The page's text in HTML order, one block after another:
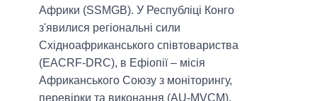
Африки (SSMGB). У Республіці Конго
з'явилися регіональні сили
Східноафриканського співтовариства
(EACRF-DRC), в Ефіопії – місія
Африканського Союзу з моніторингу,
перевірки та виконання (AU-MVCM).